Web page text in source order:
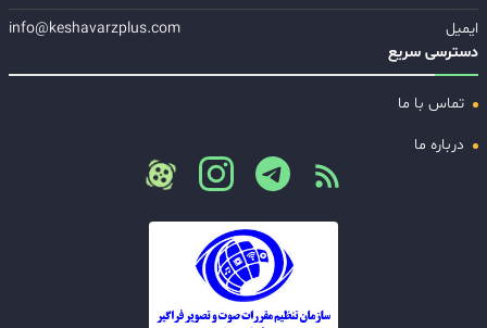
ایمیل
info@keshavarzplus.com
دسترسی سریع
تماس با ما
درباره ما